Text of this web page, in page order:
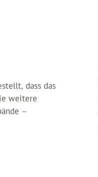
dass das
weitere
–